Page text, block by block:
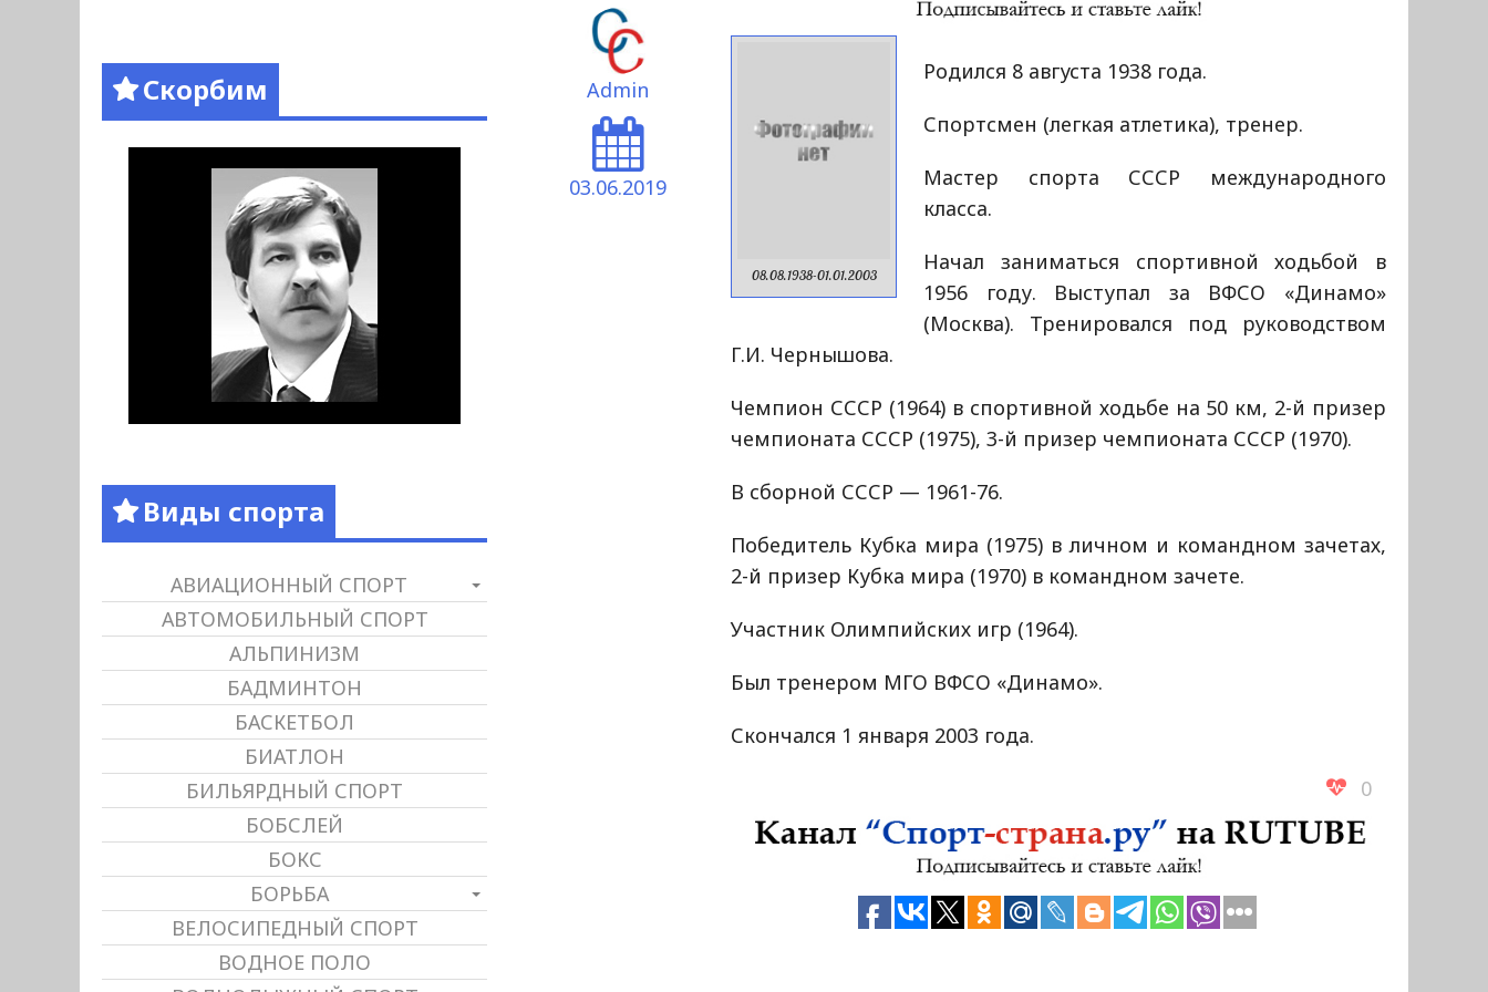
Admin
03.06.2019
08.08.1938-01.01.2003
Родился 8 августа 1938 года.
Спортсмен (легкая атлетика), тренер.
Мастер спорта СССР международного
класса.
Начал заниматься спортивной ходьбой в
1956 году. Выступал за ВФСО «Динамо»
(Москва). Тренировался под руководством
Г.И. Чернышова.
Чемпион СССР (1964) в спортивной ходьбе на 50 км, 2-й призер
чемпионата СССР (1975), 3-й призер чемпионата СССР (1970).
В сборной СССР — 1961-76.
Победитель Кубка мира (1975) в личном и командном зачетах,
2-й призер Кубка мира (1970) в командном зачете.
Участник Олимпийских игр (1964).
Был тренером МГО ВФСО «Динамо».
Скончался 1 января 2003 года.
0
Скорбим
Виды спорта
АВИАЦИОННЫЙ СПОРТ
АВТОМОБИЛЬНЫЙ СПОРТ
АЛЬПИНИЗМ
БАДМИНТОН
БАСКЕТБОЛ
БИАТЛОН
БИЛЬЯРДНЫЙ СПОРТ
БОБСЛЕЙ
БОКС
БОРЬБА
ВЕЛОСИПЕДНЫЙ СПОРТ
ВОДНОЕ ПОЛО